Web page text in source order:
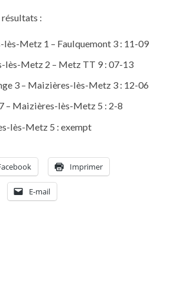
:
lès-Metz 1 – Faulquemont 3 : 11-09
lès-Metz 2 – Metz TT 9 : 07-13
3 – Maizières-lès-Metz 3 : 12-06
– Maizières-lès-Metz 5 : 2-8
lès-Metz 5 : exempt
Imprimer
E-mail